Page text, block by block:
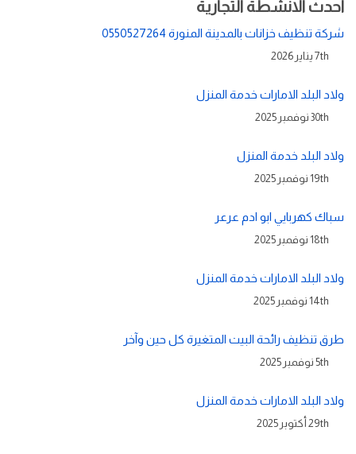
احدث الانشطة التجارية
شركة تنظيف خزانات بالمدينة المنورة 0550527264
7th يناير 2026
ولاد البلد الامارات خدمة المنزل
30th نوفمبر 2025
ولاد البلد خدمة المنزل
19th نوفمبر 2025
سباك كهربايي ابو ادم عرعر
18th نوفمبر 2025
ولاد البلد الامارات خدمة المنزل
14th نوفمبر 2025
طرق تنظيف رائحة البيت المتغيرة كل حين وآخر
5th نوفمبر 2025
ولاد البلد الامارات خدمة المنزل
29th أكتوبر 2025